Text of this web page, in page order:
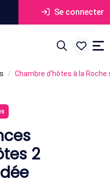
Se connecter
Chambre d'hôtes à la Roche
2